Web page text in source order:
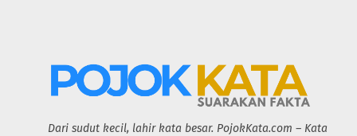
Dari sudut kecil, lahir kata besar. PojokKata.com – Kata